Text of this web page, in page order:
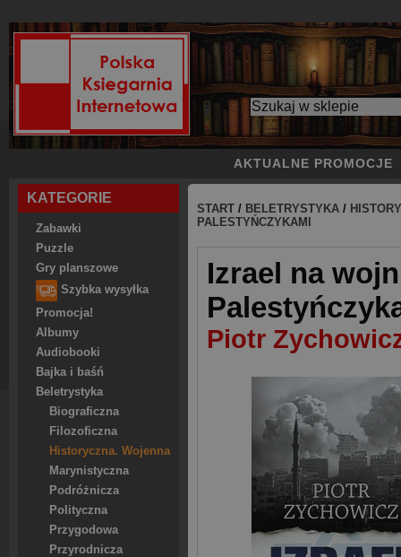
AKTUALNE PROMOCJE
KATEGORIE
Zabawki
Puzzle
Gry planszowe
Szybka wysyłka
Promocja!
Albumy
Audiobooki
Bajka i baśń
Beletrystyka
Biograficzna
Filozoficzna
Historyczna. Wojenna
Marynistyczna
Podróżnicza
Polityczna
Przygodowa
Przyrodnicza
START / BELETRYSTYKA /
PALESTYŃCZYKAMI
Izrael na
Piotr